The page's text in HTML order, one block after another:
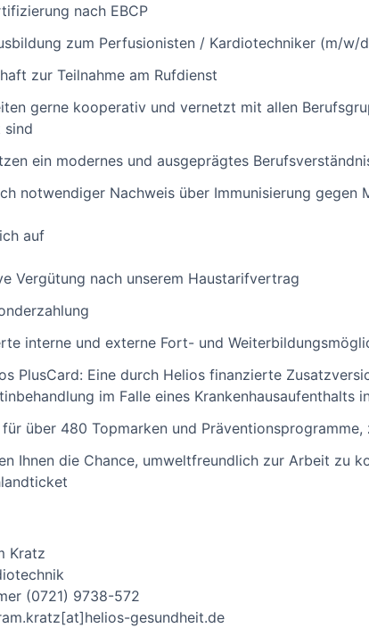
nach EBCP
zum Perfusionisten / Kardiotechniker (m/w/
zur Teilnahme am Rufdienst
gerne kooperativ und vernetzt mit allen
sind
ein modernes und ausgeprägtes
notwendiger Nachweis über Immunisierung gegen
auf
Vergütung nach unserem Haustarifvertrag
interne und externe Fort- und
PlusCard: Eine durch Helios finanzierte
im Falle eines Krankenhausaufenthalts
über 480 Topmarken und
Ihnen die Chance, umweltfreundlich zur Arbeit zu
Kratz
(0721) 9738-572
gesundheit.de